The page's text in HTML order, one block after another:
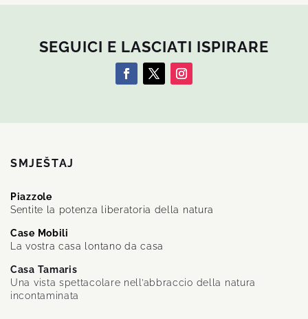
SEGUICI E LASCIATI ISPIRARE
SMJEŠTAJ
Piazzole
Sentite la potenza liberatoria della natura
Case Mobili
La vostra casa lontano da casa
Casa Tamaris
Una vista spettacolare nell’abbraccio della natura
incontaminata